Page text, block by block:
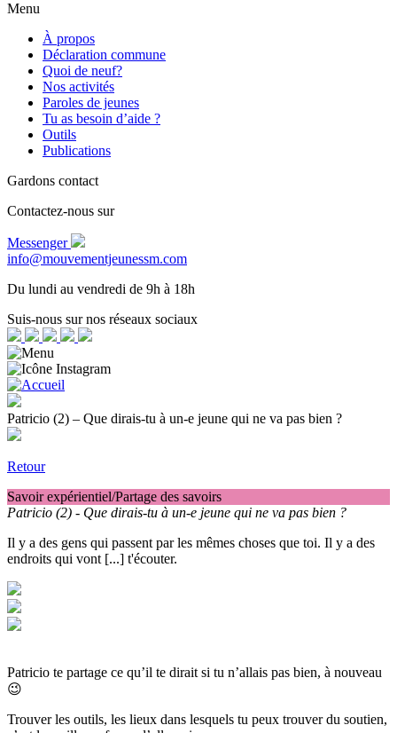
Menu
À propos
Déclaration commune
Quoi de neuf?
Nos activités
Paroles de jeunes
Tu as besoin d’aide ?
Outils
Publications
Gardons contact
Contactez-nous sur
Messenger
info@mouvementjeunessm.com
Du lundi au vendredi de 9h à 18h
Suis-nous sur nos réseaux sociaux
Patricio (2) – Que dirais-tu à un-e jeune qui ne va pas bien ?
Retour
Savoir expérientiel/Partage des savoirs
Patricio (2) - Que dirais-tu à un-e jeune qui ne va pas bien ?
Il y a des gens qui passent par les mêmes choses que toi. Il y a des
endroits qui vont [...] t'écouter.
Patricio te partage ce qu’il te dirait si tu n’allais pas bien, à nouveau
😉
Trouver les outils, les lieux dans lesquels tu peux trouver du soutien,